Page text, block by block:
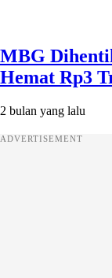
MBG
Hemat Rp3
2 bulan yang lalu
ADVERTISEMENT